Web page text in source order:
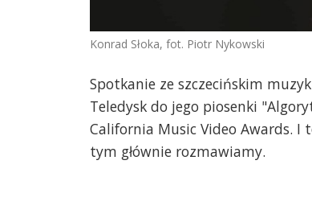
Konrad Słoka, fot. Piotr Nykowski
Spotkanie ze szczecińskim
Teledysk do jego piosenki
California Music Video Awards. I
tym głównie rozmawiamy.